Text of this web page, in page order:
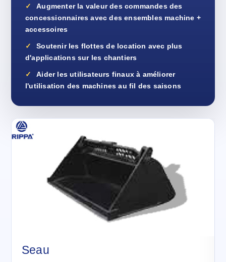
Augmenter la valeur des commandes des
concessionnaires avec des ensembles machine +
accessoires
Soutenir les flottes de location avec plus
d'applications sur les chantiers
Aider les utilisateurs finaux à améliorer
l'utilisation des machines au fil des saisons
Seau